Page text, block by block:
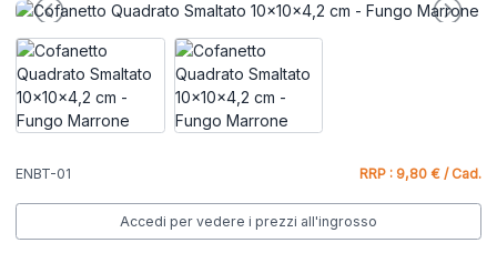
ENBT-01 RRP : 9,80 € / Cad.
Accedi per vedere i prezzi all'ingrosso